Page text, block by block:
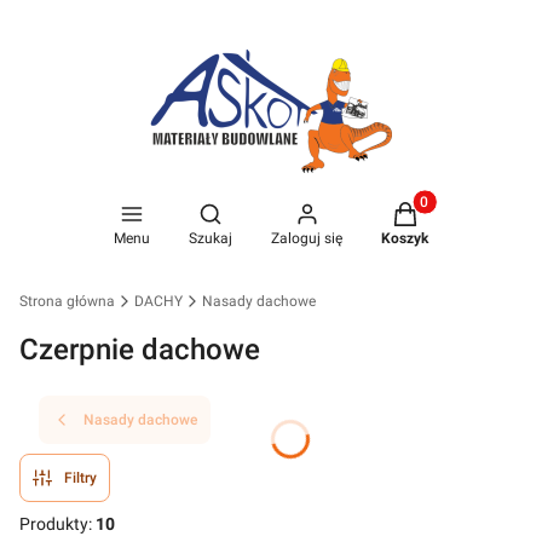
Menu
Otwórz wyszukiwarkę
Szukaj Zaloguj się
Produkty w
Koszyk
Strona główna DACHY Nasady dachowe
Czerpnie dachowe
Nasady dachowe
Filtry
Produkty: 10